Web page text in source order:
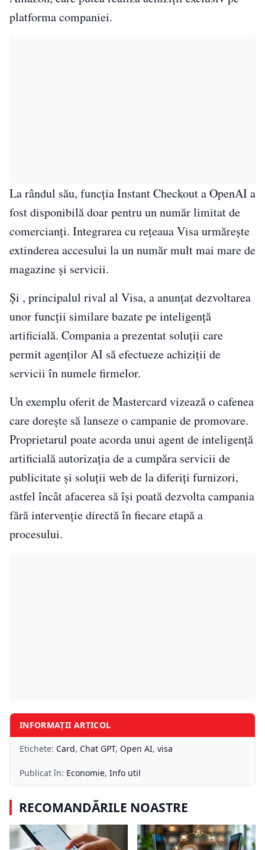
platforma companiei.
La rândul său, funcția Instant Checkout a OpenAI a
fost disponibilă doar pentru un număr limitat de
comercianți. Integrarea cu rețeaua Visa urmărește
extinderea accesului la un număr mult mai mare de
magazine și servicii.
Și , principalul rival al Visa, a anunțat dezvoltarea
unor funcții similare bazate pe inteligență
artificială. Compania a prezentat soluții care
permit agenților AI să efectueze achiziții de
servicii în numele firmelor.
Un exemplu oferit de Mastercard vizează o cafenea
care dorește să lanseze o campanie de promovare.
Proprietarul poate acorda unui agent de inteligență
artificială autorizația de a cumpăra servicii de
publicitate și soluții web de la diferiți furnizori,
astfel încât afacerea să își poată dezvolta campania
fără intervenție directă în fiecare etapă a
procesului.
INFORMAȚII ARTICOL
Etichete: Card, Chat GPT, Open AI, visa
Publicat în: Economie, Info util
RECOMANDĂRILE NOASTRE